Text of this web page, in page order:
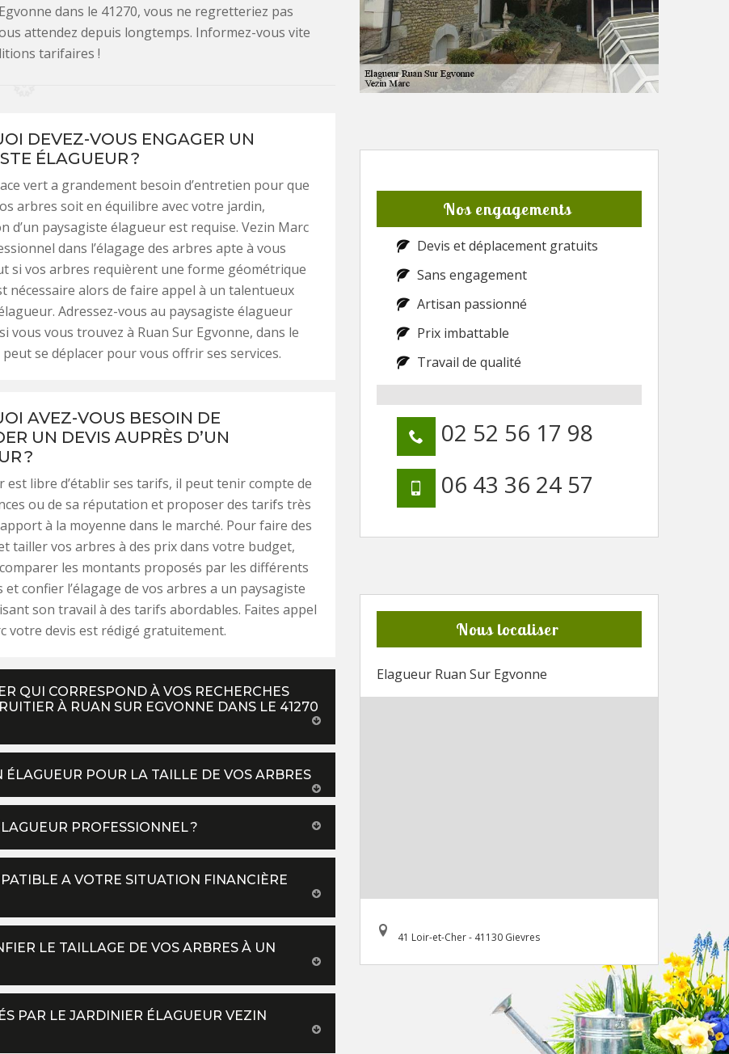
dans le 41270, vous ne regretteriez pas
attendez depuis longtemps. Informez-vous vite
tarifaires !
DEVEZ-VOUS ENGAGER UN
ÉLAGUEUR ?
vert a grandement besoin d’entretien pour que
arbres soit en équilibre avec votre jardin,
d’un paysagiste élagueur est requise. Vezin Marc
dans l’élagage des arbres apte à vous
si vos arbres requièrent une forme géométrique
nécessaire alors de faire appel à un talentueux
Adressez-vous au paysagiste élagueur
vous vous trouvez à Ruan Sur Egvonne, dans le
peut se déplacer pour vous offrir ses services.
AVEZ-VOUS BESOIN DE
UN DEVIS AUPRÈS D’UN
?
est libre d’établir ses tarifs, il peut tenir compte de
ou de sa réputation et proposer des tarifs très
à la moyenne dans le marché. Pour faire des
tailler vos arbres à des prix dans votre budget,
les montants proposés par les différents
confier l’élagage de vos arbres a un paysagiste
son travail à des tarifs abordables. Faites appel
votre devis est rédigé gratuitement.
QUI CORRESPOND À VOS RECHERCHES
À RUAN SUR EGVONNE DANS LE 41270
ÉLAGUEUR POUR LA TAILLE DE VOS ARBRES
PROFESSIONNEL ?
A VOTRE SITUATION FINANCIÈRE
LE TAILLAGE DE VOS ARBRES À UN
PAR LE JARDINIER ÉLAGUEUR VEZIN
Nos engagements
Devis et déplacement gratuits
Sans engagement
Artisan passionné
Prix imbattable
Travail de qualité
02 52 56 17 98
06 43 36 24 57
Nous localiser
Elagueur Ruan Sur Egvonne
41 Loir-et-Cher - 41130 Gievres